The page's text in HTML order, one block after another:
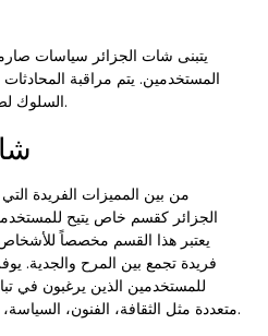
يتبنى شات الجزائر سياسات
المستخدمين. يتم مراقبة
السلوك لضمان تجربة آمنة وممتعة للجميع.
من بين المميزات الفريدة
الجزائر كقسم خاص يتيح
يعتبر هذا القسم مخصصاً
فريدة تجمع بين المرح والجدية.
للمستخدمين الذين يرغبون في
متعددة مثل الثقافة، الفنون، السياسة، وأيضاً الحياة اليومية في الجزائر.